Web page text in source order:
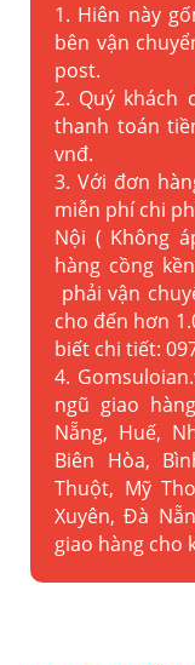
1. Hiên này
bên vận
post.
2. Quý khách
thanh toán
vnđ.
3. Với đơn
miễn phí chi
Nội ( Không
hàng cồng
phải vận
cho đến hơn
biết chi tiết:
4.
ngũ giao
Nẵng, Huế,
Biên Hòa,
Thuột, Mỹ
Xuyên, Đà
giao hàng cho